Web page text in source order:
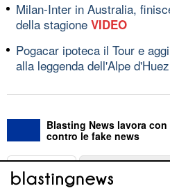
Milan-Inter in Australia,
della stagione VIDEO
Pogacar ipoteca il Tour e
alla leggenda dell'Alpe d'Huez
Blasting News lavora
contro le fake news
ABOUT